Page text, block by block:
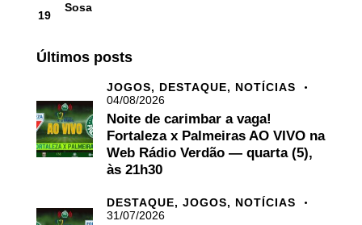
19
Sosa
Últimos posts
JOGOS, DESTAQUE, NOTÍCIAS
04/08/2026
Noite de carimbar a vaga!
Fortaleza x Palmeiras AO VIVO na
Web Rádio Verdão — quarta (5),
às 21h30
DESTAQUE, JOGOS, NOTÍCIAS
31/07/2026